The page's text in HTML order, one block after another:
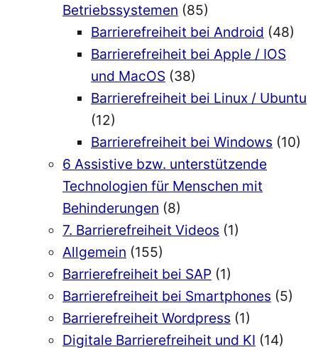
Betriebssystemen (85)
Barrierefreiheit bei Android (48)
Barrierefreiheit bei Apple / IOS
und MacOS (38)
Barrierefreiheit bei Linux / Ubuntu
(12)
Barrierefreiheit bei Windows (10)
6 Assistive bzw. unterstützende
Technologien für Menschen mit
Behinderungen (8)
7. Barrierefreiheit Videos (1)
Allgemein (155)
Barrierefreiheit bei SAP (1)
Barrierefreiheit bei Smartphones (5)
Barrierefreiheit Wordpress (1)
Digitale Barrierefreiheit und KI (14)